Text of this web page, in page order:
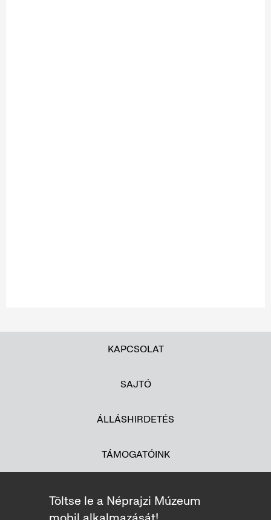
KAPCSOLAT
SAJTÓ
ÁLLÁSHIRDETÉS
TÁMOGATÓINK
Töltse le a Néprajzi Múzeum